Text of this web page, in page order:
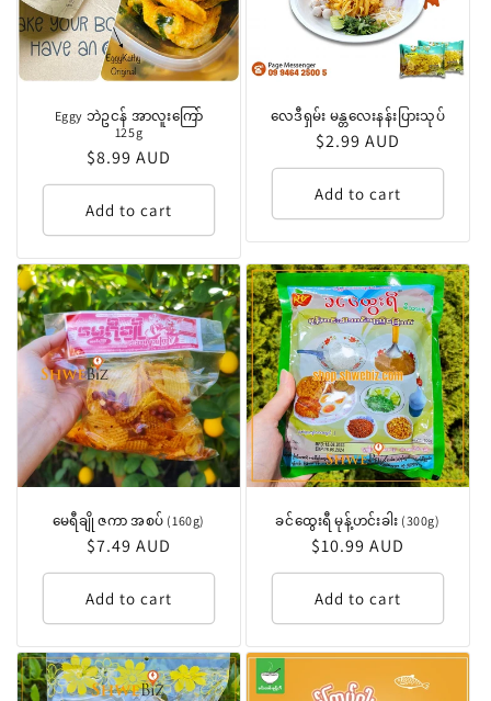
Eggy ဘဲဥငန် အာလူးကြော်
125g
Regular
price
$8.99 AUD
Add to cart
လေဒီရှမ်း မန္တလေးနန်းပြားသုပ်
Regular
price
$2.99 AUD
Add to cart
မေရီချို ဇကာ အစပ် (160g)
Regular
price
$7.49 AUD
Add to cart
ခင်ထွေးရီ မုန့်ဟင်းခါး (300g)
Regular
price
$10.99 AUD
Add to cart